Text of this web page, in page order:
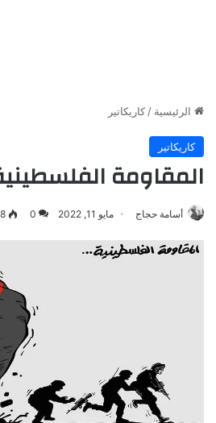
الرئيسية / كاريكاتير
كاريكاتير
المقاومة
أسامة حجاج مايو 11, 2022 0